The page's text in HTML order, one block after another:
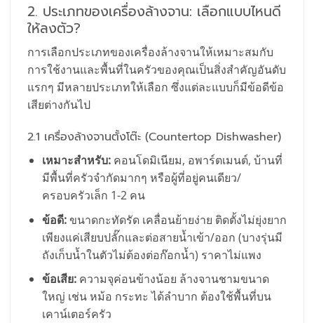
2. ประเภทของเครื่องล้างจาน: เลือกแบบไหนดี
ให้ลงตัว?
การเลือกประเภทของเครื่องล้างจานให้เหมาะสมกับ
การใช้งานและพื้นที่ในครัวของคุณเป็นสิ่งสำคัญอันดับ
แรกๆ มีหลายประเภทให้เลือก ซึ่งแต่ละแบบก็มีข้อดีข้อ
เสียต่างกันไป
2.1 เครื่องล้างจานตั้งโต๊ะ (Countertop Dishwasher)
เหมาะสำหรับ:คอนโดมิเนียม, อพาร์ตเมนต์, บ้านที่
มีพื้นที่ครัวจำกัดมากๆ หรือผู้ที่อยู่คนเดียว/
ครอบครัวเล็ก 1-2 คน
ข้อดี:ขนาดกะทัดรัด เคลื่อนย้ายง่าย ติดตั้งไม่ยุ่งยาก
เพียงแค่เสียบปลั๊กและต่อสายน้ำเข้า/ออก (บางรุ่นมี
ถังเก็บน้ำในตัวไม่ต้องต่อก๊อกน้ำ) ราคาไม่แพง
ข้อเสีย:ความจุค่อนข้างน้อย ล้างจานชามขนาด
ใหญ่ เช่น หม้อ กระทะ ได้ลำบาก ต้องใช้พื้นที่บน
เคาน์เตอร์ครัว